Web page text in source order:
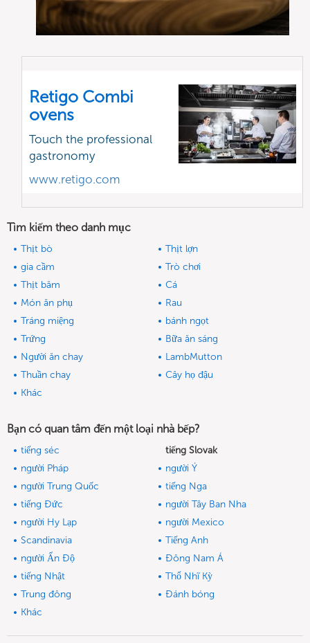
Retigo Combi
ovens
Touch the professional
gastronomy
www.retigo.com
Tìm kiếm theo danh mục
Thịt bò
Thịt lợn
gia cầm
Trò chơi
Thịt băm
Cá
Món ăn phụ
Rau
Tráng miệng
bánh ngọt
Trứng
Bữa ăn sáng
Người ăn chay
LambMutton
Thuần chay
Cây họ đậu
Khác
Bạn có quan tâm đến một loại nhà bếp?
tiếng séc
tiếng Slovak
người Pháp
người Ý
người Trung Quốc
tiếng Nga
tiếng Đức
người Tây Ban Nha
người Hy Lạp
người Mexico
Scandinavia
Tiếng Anh
người Ấn Độ
Đông Nam Á
tiếng Nhật
Thổ Nhĩ Kỳ
Trung đông
Đánh bóng
Khác